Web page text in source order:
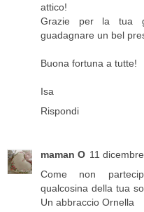
attico!
Grazie per la tua
guadagnare un bel
Buona fortuna a tutte!
Isa
Rispondi
maman O 11
Come non
qualcosina della tua
Un abbraccio Ornella